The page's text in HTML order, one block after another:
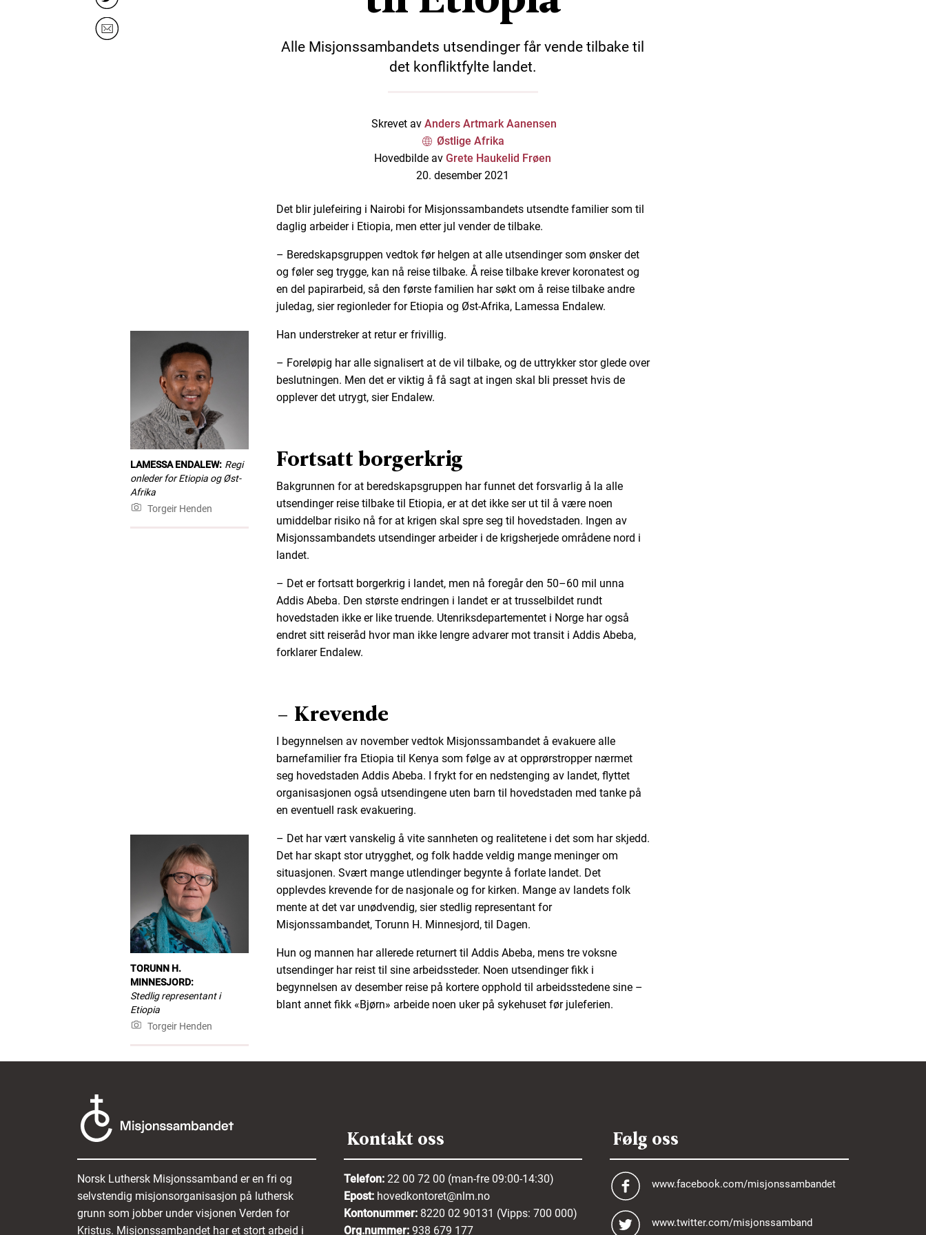
Alle Misjonssambandets utsendinger får vende tilbake til
det konfliktfylte landet.
Skrevet av Anders Artmark Aanensen
Østlige Afrika
Hovedbilde avGrete Haukelid Frøen
20. desember 2021
Det blir julefeiring i Nairobi for Misjonssambandets utsendte familier som til
daglig arbeider i Etiopia, men etter jul vender de tilbake.
– Beredskapsgruppen vedtok før helgen at alle utsendinger som ønsker det
og føler seg trygge, kan nå reise tilbake. Å reise tilbake krever koronatest og
en del papirarbeid, så den første familien har søkt om å reise tilbake andre
juledag, sier regionleder for Etiopia og Øst-Afrika, Lamessa Endalew.
Han understreker at retur er frivillig.
LAMESSA ENDALEW: Regi
onleder for Etiopia og Øst-
Afrika
Torgeir Henden
– Foreløpig har alle signalisert at de vil tilbake, og de uttrykker stor glede over
beslutningen. Men det er viktig å få sagt at ingen skal bli presset hvis de
opplever det utrygt, sier Endalew.
Fortsatt borgerkrig
Bakgrunnen for at beredskapsgruppen har funnet det forsvarlig å la alle
utsendinger reise tilbake til Etiopia, er at det ikke ser ut til å være noen
umiddelbar risiko nå for at krigen skal spre seg til hovedstaden. Ingen av
Misjonssambandets utsendinger arbeider i de krigsherjede områdene nord i
landet.
– Det er fortsatt borgerkrig i landet, men nå foregår den 50–60 mil unna
Addis Abeba. Den største endringen i landet er at trusselbildet rundt
hovedstaden ikke er like truende. Utenriksdepartementet i Norge har også
endret sitt reiseråd hvor man ikke lengre advarer mot transit i Addis Abeba,
forklarer Endalew.
– Krevende
I begynnelsen av november vedtok Misjonssambandet å evakuere alle
barnefamilier fra Etiopia til Kenya som følge av at opprørstropper nærmet
seg hovedstaden Addis Abeba. I frykt for en nedstenging av landet, flyttet
organisasjonen også utsendingene uten barn til hovedstaden med tanke på
en eventuell rask evakuering.
– Det har vært vanskelig å vite sannheten og realitetene i det som har skjedd.
Det har skapt stor utrygghet, og folk hadde veldig mange meninger om
situasjonen. Svært mange utlendinger begynte å forlate landet. Det
opplevdes krevende for de nasjonale og for kirken. Mange av landets folk
mente at det var unødvendig, sier stedlig representant for
Misjonssambandet, Torunn H. Minnesjord, til Dagen.
TORUNN H.
MINNESJORD:
Stedlig representant i
Etiopia
Torgeir Henden
Hun og mannen har allerede returnert til Addis Abeba, mens tre voksne
utsendinger har reist til sine arbeidssteder. Noen utsendinger fikk i
begynnelsen av desember reise på kortere opphold til arbeidsstedene sine –
blant annet fikk «Bjørn» arbeide noen uker på sykehuset før juleferien.
Norsk Luthersk Misjonssamband er en fri og
selvstendig misjonsorganisasjon på luthersk
grunn som jobber under visjonen Verden for
Kristus. Misjonssambandet har et stort arbeid i
Kontakt oss
Telefon: 22 00 72 00 (man-fre 09:00-14:30)
Epost: hovedkontoret@nlm.no
Kontonummer: 8220 02 90131 (Vipps: 700 000)
Org.nummer: 938 679 177
Følg oss
www.facebook.com/misjonssambandet
www.twitter.com/misjonssamband